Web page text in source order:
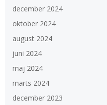
december 2024
oktober 2024
august 2024
juni 2024
maj 2024
marts 2024
december 2023